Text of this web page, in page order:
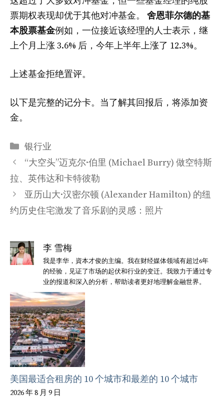
票期权表现却优于其他对冲基金。 舍恩菲尔德的基
本股票基金例如，一位接近该经理的人士表示，继
上个月上涨 3.6% 后，今年上半年上涨了 12.3%。
上述基金拒绝置评。
以下是完整的记分卡。当了解其回报后，将添加资
金。
分
类
银行业
“大空头”迈克尔·伯里 (Michael Burry) 做空特斯
拉、英伟达和卡特彼勒
亚历山大·汉密尔顿 (Alexander Hamilton) 的纽
约历史住宅激发了音乐剧的灵感：照片
李 雪梅
我是李华，資本才俊的主编。我在财经媒体领域有超过6年
的经验，见证了市场的起伏和行业的变迁。我致力于通过专
业的报道和深入的分析，帮助读者更好地理解金融世界。
美国最适合租房的 10 个城市和最差的 10 个城市
2026 年 8 月 9 日